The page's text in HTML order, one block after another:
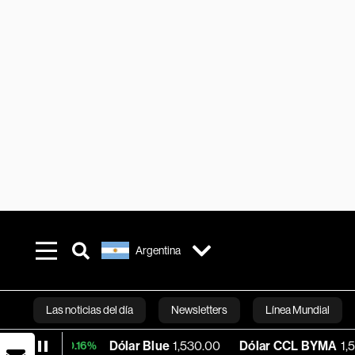
Argentina
Las noticias del día Newsletters Línea Mundial
Bloomberg
Dólar Blue 1,530.00 Dólar CCL BYMA 1,576.23